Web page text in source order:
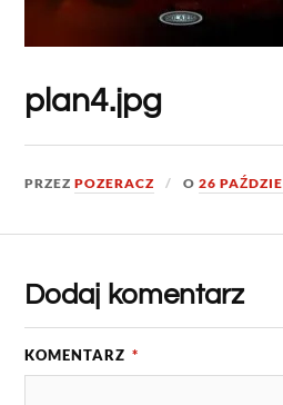
plan4.jpg
PRZEZPOZERACZ O26
Dodaj komentarz
KOMENTARZ *